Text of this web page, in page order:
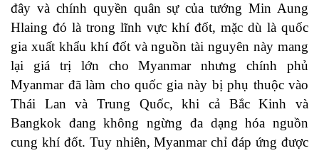
đây và chính quyền quân sự của tướng Min Aung
Hlaing đó là trong lĩnh vực khí đốt, mặc dù là quốc
gia xuất khẩu khí đốt và nguồn tài nguyên này mang
lại giá trị lớn cho Myanmar nhưng chính phủ
Myanmar đã làm cho quốc gia này bị phụ thuộc vào
Thái Lan và Trung Quốc, khi cả Bắc Kinh và
Bangkok đang không ngừng đa dạng hóa nguồn
cung khí đốt. Tuy nhiên, Myanmar chỉ đáp ứng được